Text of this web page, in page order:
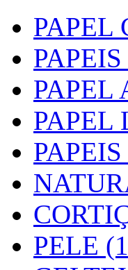
PAPEL
PAPEL
PAPEL
PELE